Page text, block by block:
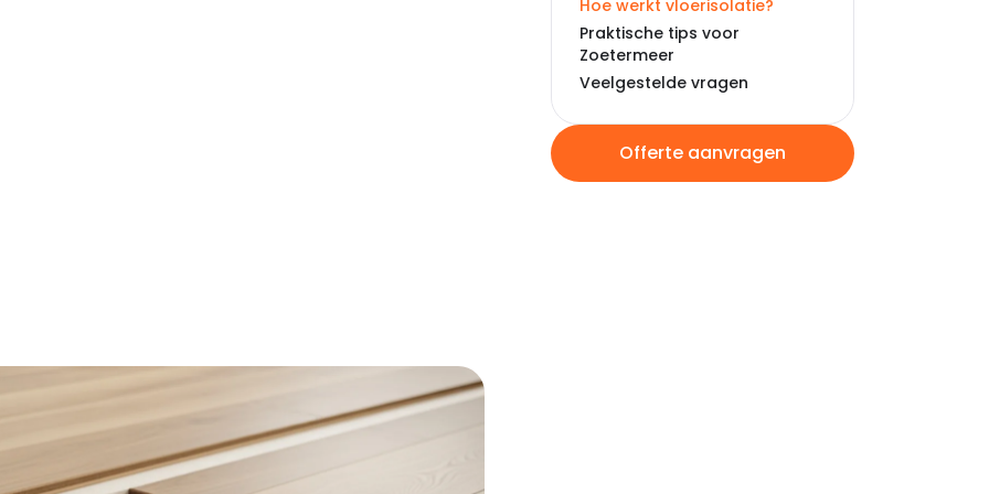
door de vloer kruipen? Vloerisolatie kan je
- dat scheelt al snel €200-400 per jaar! In deze gids
Hoe werkt vloerisolatie?
Praktische tips voor
Zoetermeer
Veelgestelde vragen
Offerte aanvragen